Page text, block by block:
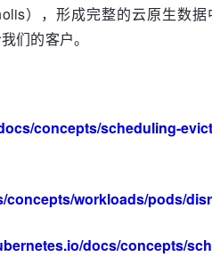
），形成完整的云原生数据
们的客户。
concepts/scheduling-
concepts/workloads/pods/
docs/concepts/